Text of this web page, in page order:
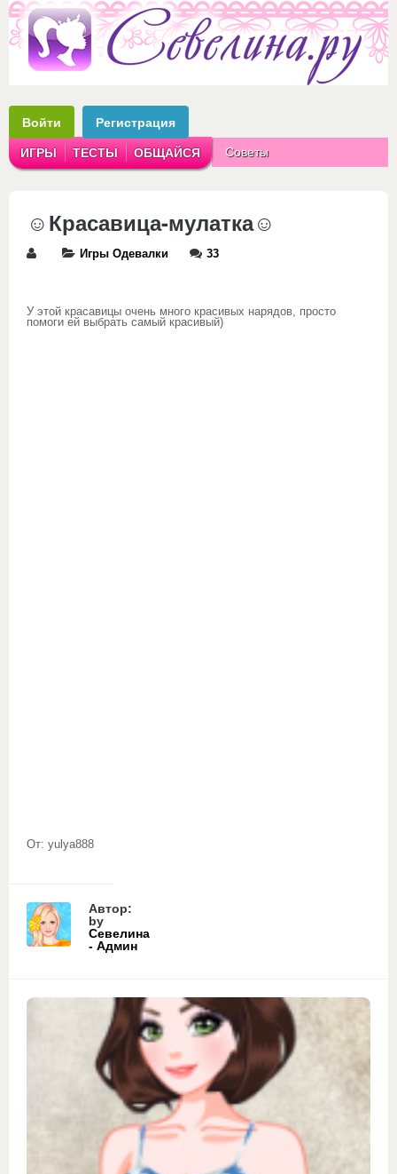
Войти Регистрация
ИГРЫ ТЕСТЫ ОБЩАЙСЯ Советы
☺Красавица-мулатка☺
Игры Одевалки 33
У этой красавицы очень много красивых нарядов, просто
помоги ей выбрать самый красивый)
От: yulya888
Автор:
by
Севелина
- Админ